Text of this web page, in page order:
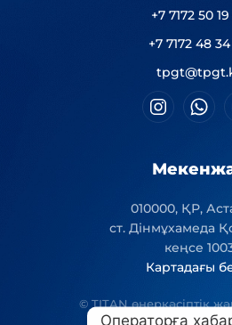
+7 7172 50
+7 7172 48
010000, ҚР,
ст. Дінмұхамеда
кеңсе
Картадағы
© TITAN өнеркәсіптік
Операторға